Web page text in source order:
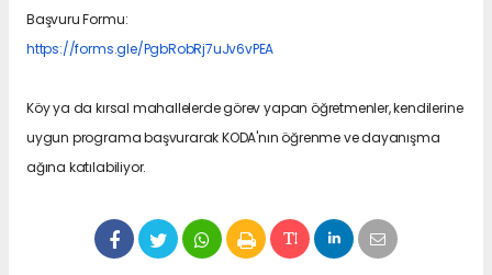
Başvuru Formu:
https://forms.gle/PgbRobRj7uJv6vPEA
Köy ya da kırsal mahallelerde görev yapan öğretmenler, kendilerine
uygun programa başvurarak KODA'nın öğrenme ve dayanışma
ağına katılabiliyor.